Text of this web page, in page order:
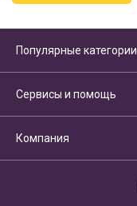
Популярные категории
Сервисы и помощь
Компания